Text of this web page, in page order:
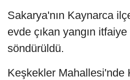
Sakarya'nın Kaynarca
evde çıkan yangın
söndürüldü.
Keşkekler Mahallesi'nde